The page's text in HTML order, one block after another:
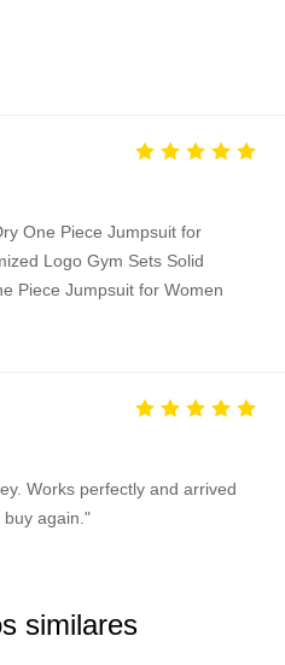
One Piece Jumpsuit for
Logo Gym Sets Solid
Piece Jumpsuit for Women
Works perfectly and arrived
buy again."
similares